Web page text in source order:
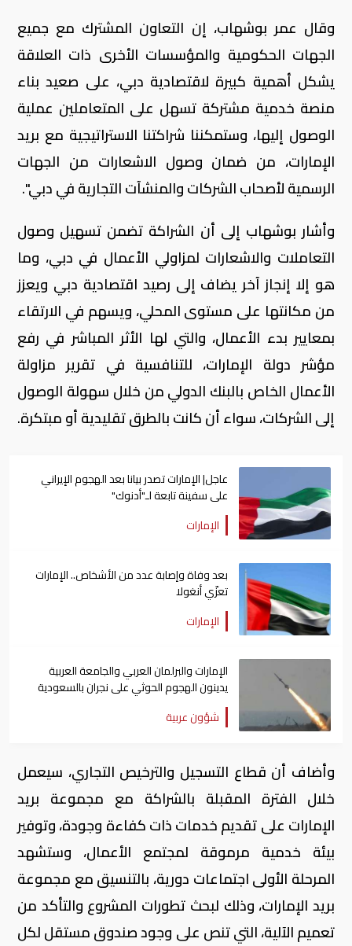
وقال عمر بوشهاب، إن التعاون المشترك مع جميع
الجهات الحكومية والمؤسسات الأخرى ذات العلاقة
يشكل أهمية كبيرة لاقتصادية دبي، على صعيد بناء
منصة خدمية مشتركة تسهل على المتعاملين عملية
الوصول إليها، وستمكننا شراكتنا الاستراتيجية مع بريد
الإمارات، من ضمان وصول الاشعارات من الجهات
الرسمية لأصحاب الشركات والمنشآت التجارية في دبي".
وأشار بوشهاب إلى أن الشراكة تضمن تسهيل وصول
التعاملات والاشعارات لمزاولي الأعمال في دبي، وما
هو إلا إنجاز آخر يضاف إلى رصيد اقتصادية دبي ويعزز
من مكانتها على مستوى المحلي، ويسهم في الارتقاء
بمعايير بدء الأعمال، والتي لها الأثر المباشر في رفع
مؤشر دولة الإمارات، للتنافسية في تقرير مزاولة
الأعمال الخاص بالبنك الدولي من خلال سهولة الوصول
إلى الشركات، سواء أن كانت بالطرق تقليدية أو مبتكرة.
عاجل| الإمارات تصدر بيانا بعد الهجوم الإيراني
على سفينة تابعة لـ"أدنوك"
الإمارات
بعد وفاة وإصابة عدد من الأشخاص.. الإمارات
تعزّي أنغولا
الإمارات
الإمارات والبرلمان العربي والجامعة العربية
يدينون الهجوم الحوثي على نجران بالسعودية
شؤون عربية
وأضاف أن قطاع التسجيل والترخيص التجاري، سيعمل
خلال الفترة المقبلة بالشراكة مع مجموعة بريد
الإمارات على تقديم خدمات ذات كفاءة وجودة، وتوفير
بيئة خدمية مرموقة لمجتمع الأعمال، وستشهد
المرحلة الأولى اجتماعات دورية، بالتنسيق مع مجموعة
بريد الإمارات، وذلك لبحث تطورات المشروع والتأكد من
تعميم الآلية، التي تنص على وجود صندوق مستقل لكل